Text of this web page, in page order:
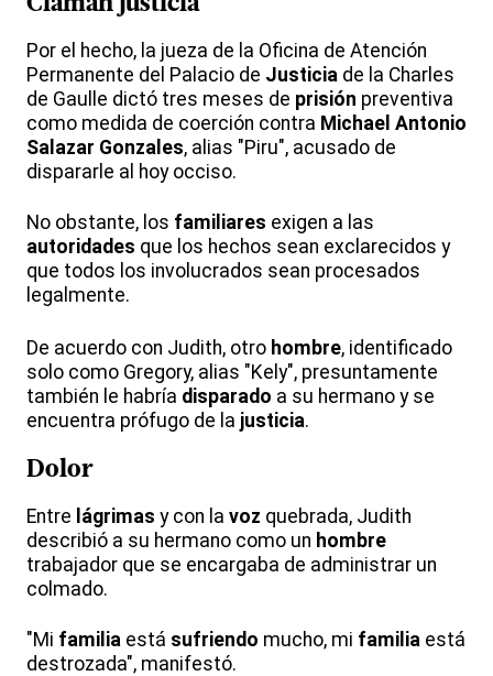
Por el hecho, la jueza de la Oficina de Atención
Permanente del Palacio de Justicia de la Charles
de Gaulle dictó tres meses de prisión preventiva
como medida de coerción contra Michael Antonio
Salazar Gonzales, alias "Piru", acusado de
dispararle al hoy occiso.
No obstante, los familiares exigen a las
autoridades que los hechos sean exclarecidos y
que todos los involucrados sean procesados
legalmente.
De acuerdo con Judith, otro hombre, identificado
solo como Gregory, alias "Kely", presuntamente
también le habría disparado a su hermano y se
encuentra prófugo de la justicia.
Dolor
Entre lágrimas y con la voz quebrada, Judith
describió a su hermano como un hombre
trabajador que se encargaba de administrar un
colmado.
"Mi familia está sufriendo mucho, mi familia está
destrozada", manifestó.